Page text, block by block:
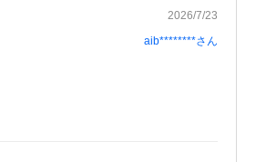
2026/7/23
aib********さん